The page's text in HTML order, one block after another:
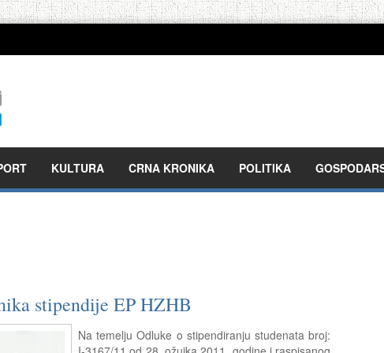
KULTURA CRNA KRONIKA POLITIKA
stipendije EP HZHB
Na temelju Odluke o stipendiranju studenata broj: